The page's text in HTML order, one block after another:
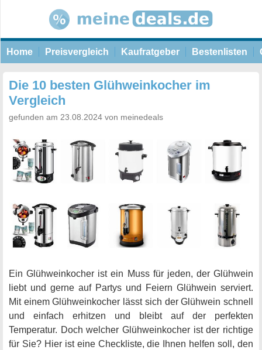
Home Preisvergleich Kaufratgeber Bestenlisten
Die 10 besten Glühweinkocher im
Vergleich
gefunden am 23.08.2024 von meinedeals
Ein Glühweinkocher ist ein Muss für jeden, der Glühwein
liebt und gerne auf Partys und Feiern Glühwein serviert.
Mit einem Glühweinkocher lässt sich der Glühwein schnell
und einfach erhitzen und bleibt auf der perfekten
Temperatur. Doch welcher Glühweinkocher ist der richtige
für Sie? Hier ist eine Checkliste, die Ihnen helfen soll, den